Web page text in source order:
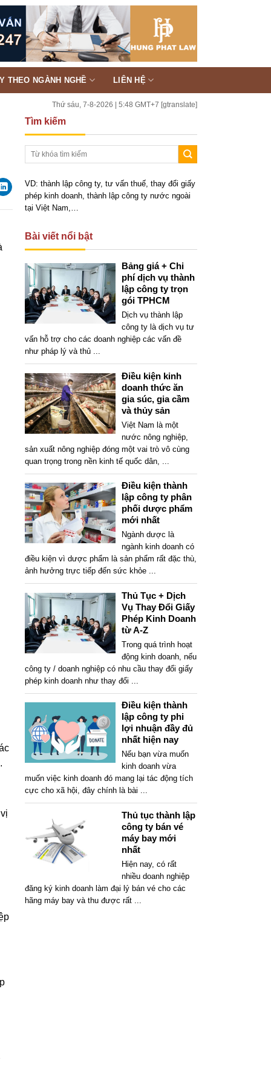
THEO NGÀNH NGHỀ LIÊN HỆ
Thứ sáu, 7-8-2026 | 5:48 GMT+7 [gtranslate]
Tìm kiếm
VD: thành lập công ty, tư vấn thuế, thay đổi giấy
phép kinh doanh, thành lập công ty nước ngoài
tại Việt Nam,…
Bài viết nổi bật
Bảng giá + Chi
phí dịch vụ thành
lập công ty trọn
gói TPHCM
Dịch vụ thành lập
công ty là dịch vụ tư
vấn hỗ trợ cho các doanh nghiệp các vấn đề
như pháp lý và thủ ...
Điều kiện kinh
doanh thức ăn
gia súc, gia cầm
và thủy sản
Việt Nam là một
nước nông nghiệp,
sản xuất nông nghiệp đóng một vai trò vô cùng
quan trọng trong nền kinh tế quốc dân,
Điều kiện thành
lập công ty phân
phối dược phẩm
mới nhất
Ngành dược là
ngành kinh doanh có
điều kiện vì dược phẩm là sản phẩm rất đặc thù,
ảnh hưởng trực tiếp đến sức khỏe ...
Thủ Tục + Dịch
Vụ Thay Đổi Giấy
Phép Kinh Doanh
từ A-Z
Trong quá trình hoạt
động kinh doanh, nếu
công ty / doanh nghiệp có nhu cầu thay đổi giấy
phép kinh doanh như thay đổi
Điều kiện thành
lập công ty phi
lợi nhuận đầy đủ
nhất hiện nay
Nếu bạn vừa muốn
kinh doanh vừa
muốn việc kinh doanh đó mang lại tác động tích
cực cho xã hội, đây chính là bài ...
Thủ tục thành lập
công ty bán vé
máy bay mới
nhất
Hiện nay, có rất
nhiều doanh nghiệp
đăng ký kinh doanh làm đại lý bán vé cho các
hãng máy bay và thu được rất ...